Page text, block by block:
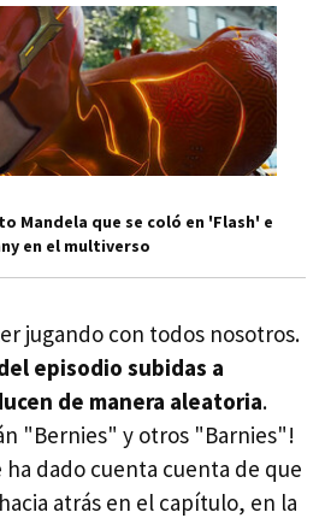
Mandela que se coló en 'Flash' e
en el multiverso
jugando con todos nosotros.
episodio subidas a
de manera aleatoria.
"Bernies" y otros "Barnies"!
ha dado cuenta cuenta de que
atrás en el capítulo, en la